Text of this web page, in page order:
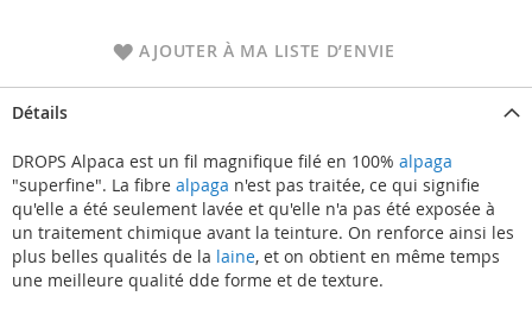
AJOUTER À MA LISTE D’ENVIE
Détails
DROPS Alpaca est un fil magnifique filé en 100% alpaga
"superfine". La fibre alpaga n'est pas traitée, ce qui signifie
qu'elle a été seulement lavée et qu'elle n'a pas été exposée à
un traitement chimique avant la teinture. On renforce ainsi les
plus belles qualités de la laine, et on obtient en même temps
une meilleure qualité dde forme et de texture.